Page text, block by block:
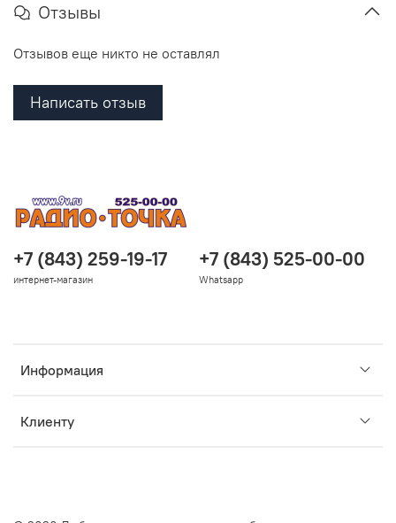
Отзывы
Отзывов еще никто не оставлял
Написать отзыв
Информация
Клиенту
+7 (843) 259-19-17
интернет-магазин
+7 (843) 525-00-00
Whatsapp